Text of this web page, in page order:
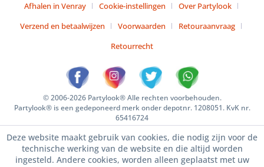
Afhalen in Venray Cookie-instellingen
Over Partylook
Verzend en betaalwijzen
Voorwaarden
Retouraanvraag
Retourrecht
© 2006-2026 Partylook® Alle rechten voorbehouden.
Partylook® is een gedeponeerd merk onder depotnr. 1208051. KvK nr.
65416724
Deze website maakt gebruik van cookies, die nodig zijn voor de
technische werking van de website en die altijd worden
ingesteld. Andere cookies, worden alleen geplaatst met uw